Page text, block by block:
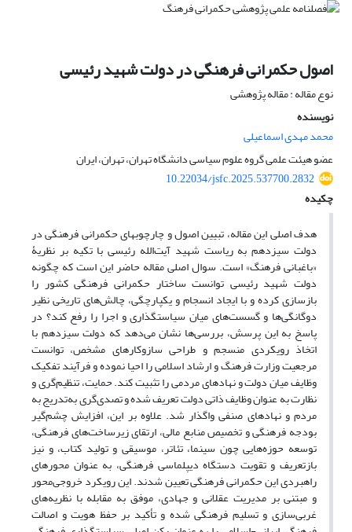
اصول حکمرانی فرهنگی در دولت شهید رئیسی
نوع مقاله : مقاله پژوهشی
نویسنده
محمد مهدی اسماعیلی
عضو هیئت علمی گروه علوم سیاسی دانشگاه تهران، تهران، ایران
10.22034/jsfc.2025.537700.2832
چکیده
هدف اصلی این مقاله، تبیین اصول و چارچوبهای حکمرانی فرهنگی در
دولت سیزدهم به ریاست شهید آیت‌الله رئیسی با تکیه بر نظریۀ
«باغبانی فرهنگ» است. سوال اصلی مقاله حاضر این است که چگونه
دولت شهید رئیسی توانست ساختار حکمرانی فرهنگی کشور را
بازسازی کرده و با ایجاد انسجام و یکپارچگی، چالش‌های تاریخی نظیر
دوگانگی‌ها و گسست‌های میان سیاستگذاری و اجرا را رفع کند؟ در
پاسخ به این پرسش، بررسی‌ها نشان می‌دهد که دولت سیزدهم با
اتخاذ رویکردی منسجم و طراحی سازوکارهای مشخص، توانست
مرجعیت وزارت فرهنگ و ارشاد اسلامی را احیا نموده و فرآیند تفکیک
وظایف میان دولت و نهادهای مردمی را تثبیت کند. حمایت، تنظیم‌گری و
نظارت به عنوان وظایف ذاتی دولت تعریف شده و تصدی‌گری به‌تدریج به
مردم و نهادهای صنفی واگذار شد. علاوه بر این، افزایش چشم‌گیر
بودجه فرهنگی و تخصیص منابع مالی، ارتقای زیرساخت‌های فرهنگی،
توسعه حوزه‌هایی چون سینما، تئاتر، موسیقی و تولید کتاب، و نیز
بازتعریف و تقویت دستگاه دیپلماسی فرهنگی، به عنوان محورهای
راهبردی این حکمرانی فرهنگی تعیین شدند. این رویکرد خروجی‌محور
و مبتنی بر مدیریت عقلانی و جهادی، موفق به مقابله با نظریه‌های
غربی‌سازی و تسلیم فرهنگی شده و تأکید بر حفظ هویت و اصالت